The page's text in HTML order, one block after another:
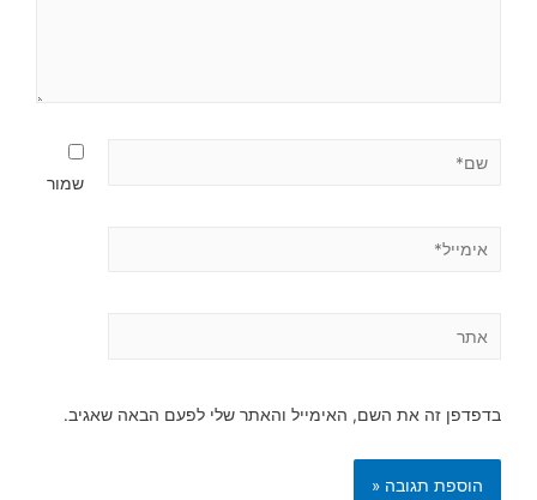
שמור
בדפדפן זה את השם, האימייל והאתר שלי לפעם הבאה שאגיב.